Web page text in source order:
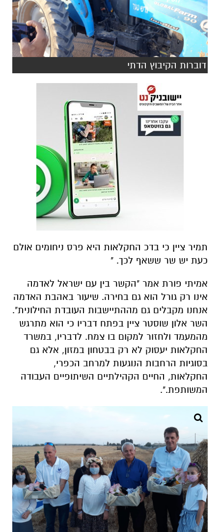
דוברות הקיבוץ הדתי
תמיר ציין כי בדכ החקלאות היא פרס ניחומים אולם
כעת יש שר ששאף לכך. "
אמיתי פורת אמר "הקשר בין עם ישראל לאדמה
אינו רק גורל הוא גם בחירה. שיעור באהבת האדמה
אנחנו מקבלים גם מההתיישבות העובדת החילונית".
השר אלון שוסטר ציין בפתח דבריו כי הוא מתרגש
מהמעמד ולחזור למקום בו צמח. לדבריו, במשרד
החקלאות יעסוק לא רק בבטחון במזון, אלא גם
בסוגיות הרחבות הנוגעות למרחב הכפרי,
החקלאות, החיים הקהילתיים השיתופיים העבודה
המשותפת.".